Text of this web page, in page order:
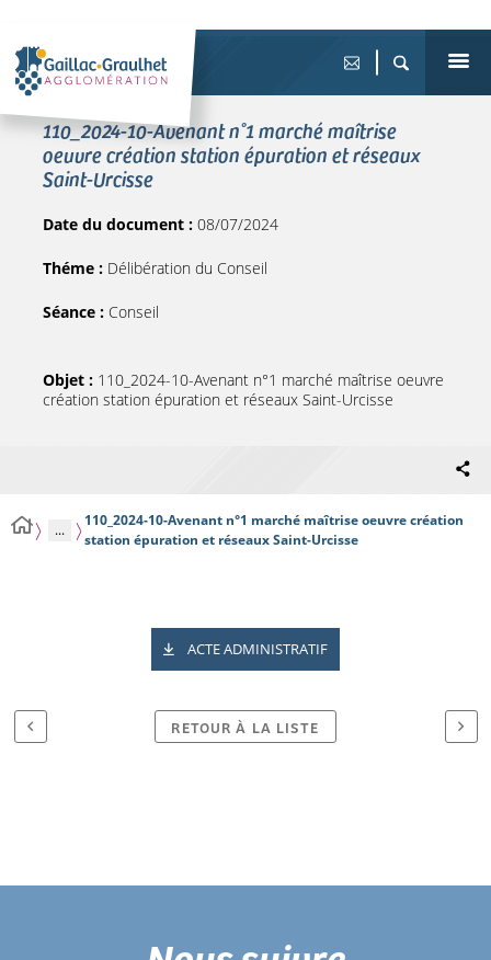
110_2024-10-Avenant n°1 marché maîtrise
oeuvre création station épuration et réseaux
Saint-Urcisse
Date du document : 08/07/2024
Théme : Délibération du Conseil
Séance : Conseil
Objet : 110_2024-10-Avenant n°1 marché maîtrise oeuvre
création station épuration et réseaux Saint-Urcisse
...
110_2024-10-Avenant n°1 marché maîtrise oeuvre création
station épuration et réseaux Saint-Urcisse
ACTE ADMINISTRATIF
RETOUR À LA LISTE